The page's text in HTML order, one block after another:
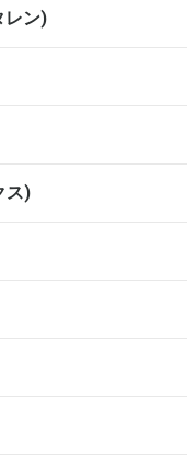
レン)
ス)